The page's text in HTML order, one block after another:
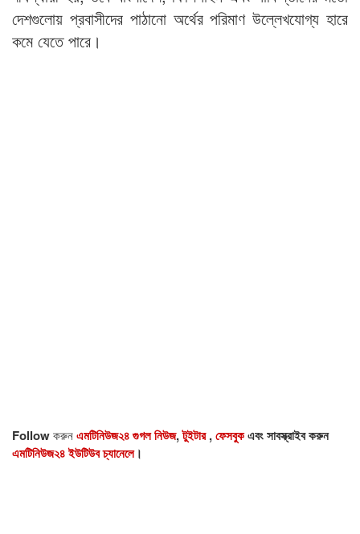
দেশগুলোয় প্রবাসীদের পাঠানো অর্থের পরিমাণ উল্লেখযোগ্য হারে
কমে যেতে পারে।
Followকরুনএমটিনিউজ২৪ গুগল নিউজ,টুইটার,ফেসবুকএবং সাবস্ক্রাইব করুন
এমটিনিউজ২৪ ইউটিউব চ্যানেলে।